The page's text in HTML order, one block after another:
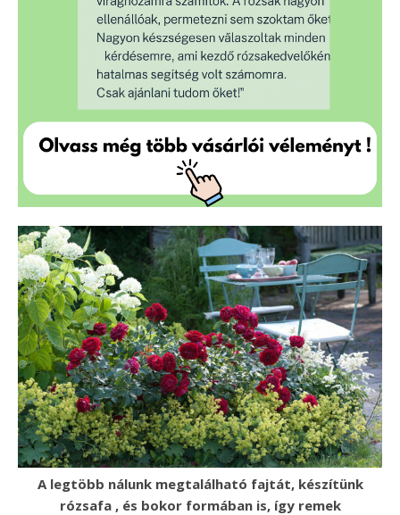
A legtöbb nálunk megtalálható fajtát, készítünk
rózsafa , és bokor formában is, így remek